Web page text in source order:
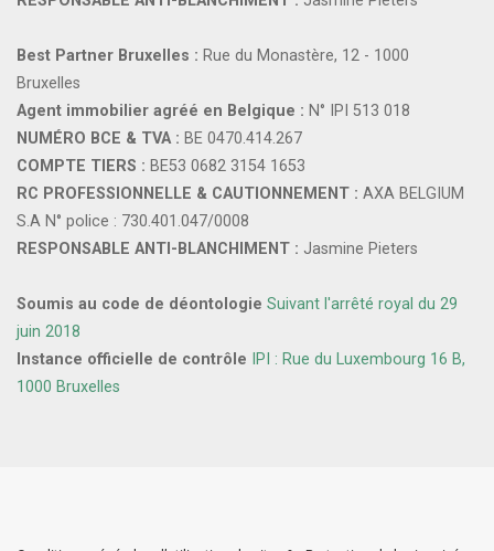
Best Partner Bruxelles : Rue du Monastère, 12 - 1000
Bruxelles
Agent immobilier agréé en Belgique : N° IPI 513 018
NUMÉRO BCE & TVA : BE 0470.414.267
COMPTE TIERS : BE53 0682 3154 1653
RC PROFESSIONNELLE & CAUTIONNEMENT : AXA BELGIUM
S.A N° police : 730.401.047/0008
RESPONSABLE ANTI-BLANCHIMENT : Jasmine Pieters
Soumis au code de déontologie Suivant l'arrêté royal du 29
juin 2018
Instance officielle de contrôle
IPI : Rue du Luxembourg 16 B,
1000 Bruxelles